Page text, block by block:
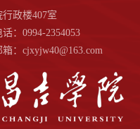
政楼407室
：0994-2354053
：cjxyjw40@163.com